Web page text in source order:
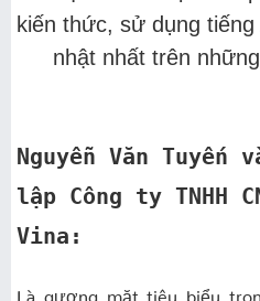
kiến thức, sử dụng
nhật nhất trên
Nguyễn Văn Tuyến
lập Công ty TNHH
Vina:
Là gương mặt tiêu biểu